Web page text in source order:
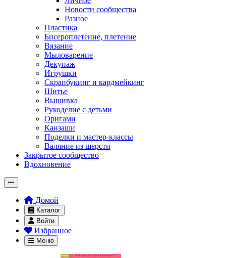
Новости сообщества
Разное
Пластика
Бисероплетение, плетение
Вязание
Мыловарение
Декупаж
Игрушки
Скрапбукинг и кардмейкинг
Шитье
Вышивка
Рукоделие с детьми
Оригами
Канзаши
Поделки и мастер-классы
Валяние из шерсти
Закрытое сообщество
Вдохновение
Домой
Каталог
Войти
Избранное
Меню